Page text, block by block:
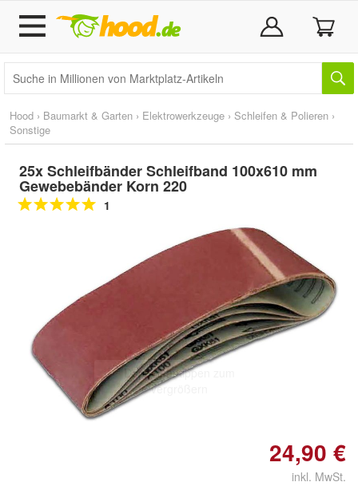
Hood › Baumarkt & Garten › Elektrowerkzeuge › Schleifen & Polieren ›
Sonstige
25x Schleifbänder Schleifband 100x610 mm
Gewebebänder Korn 220
1
Doppelt antippen zum
vergrößern
24,90 €
inkl. MwSt.